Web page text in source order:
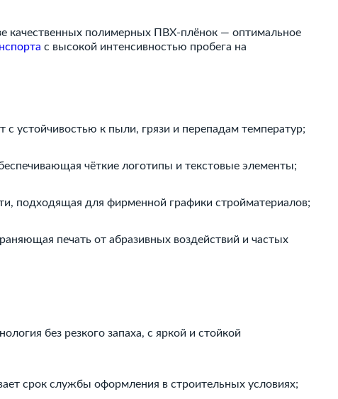
качественных полимерных ПВХ-плёнок — оптимальное
с высокой интенсивностью пробега на
устойчивостью к пыли, грязи и перепадам температур;
чёткие логотипы и текстовые элементы;
подходящая для фирменной графики стройматериалов;
печать от абразивных воздействий и частых
без резкого запаха, с яркой и стойкой
срок службы оформления в строительных условиях;